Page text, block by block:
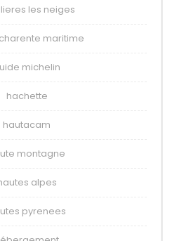
les neiges
maritime
michelin
hachette
hautacam
montagne
alpes
pyrenees